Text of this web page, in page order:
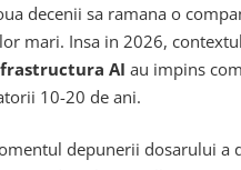
decenii sa ramana o
mari. Insa in 2026,
AI au impins
10-20 de ani.
depunerii dosarului a